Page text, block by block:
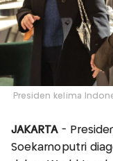
Presiden kelima
JAKARTA-
Soekarnoputri